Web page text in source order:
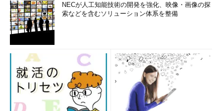
NECが人工知能技術の開発を強化、映像・画像の探
索などを含むソリューション体系を整備